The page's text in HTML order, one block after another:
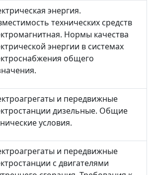
энергия.
технических средств
Нормы качества
энергии в системах
общего
и передвижные
дизельные. Общие
условия.
и передвижные
с двигателями